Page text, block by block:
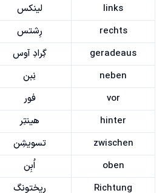
links
لینکس
rechts
رِشتس
geradeaus
گِرادِ آوس
neben
نِبن
vor
فور
hinter
هینتِر
zwischen
تسویشِن
oben
اُبِن
Richtung
ریختونگ